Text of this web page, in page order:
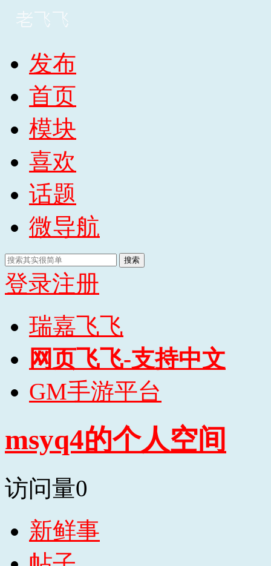
发布
首页
模块
喜欢
话题
微导航
搜索
登录注册
瑞嘉飞飞
网页飞飞-支持中文
GM手游平台
msyq4的个人空间
访问量0
新鲜事